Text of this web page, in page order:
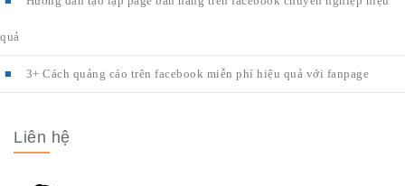
quả
3+ Cách quảng cáo trên facebook miễn phí hiệu quả với fanpage
Liên hệ